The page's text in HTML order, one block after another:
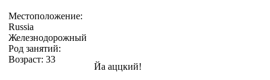
Местоположение:
Russia
Железнодорожный
Род занятий:
Возраст: 33
Йа аццкий!